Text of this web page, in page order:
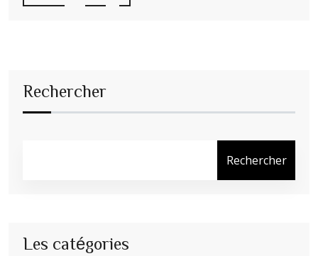
Rechercher
Rechercher
Les catégories